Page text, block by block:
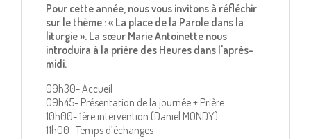
Pour cette année, nous vous invitons à réfléchir
sur le thème : « La place de la Parole dans la
liturgie ». La sœur Marie Antoinette nous
introduira à la prière des Heures dans l'après-
midi.
09h30- Accueil
09h45- Présentation de la journée + Prière
10h00- 1ère intervention (Daniel MONDY)
11h00- Temps d’échanges